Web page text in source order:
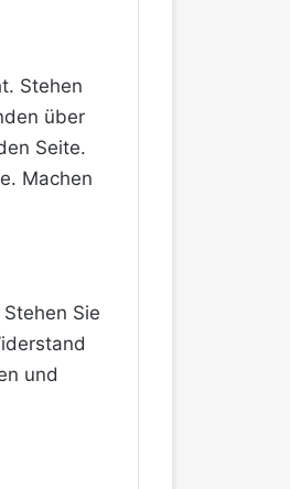
Stehen
über
Seite.
Machen
Sie
und